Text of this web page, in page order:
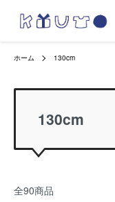
ホーム 130cm
130cm
全90商品